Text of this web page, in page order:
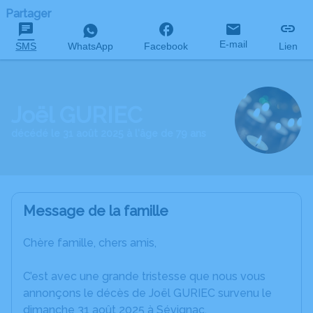
Partager
SMS WhatsApp Facebook E-mail Lien
Message de la famille
Chère famille, chers amis,
C’est avec une grande tristesse que nous vous
annonçons le décès de Joël GURIEC survenu le
dimanche 31 août 2025 à Sévignac.